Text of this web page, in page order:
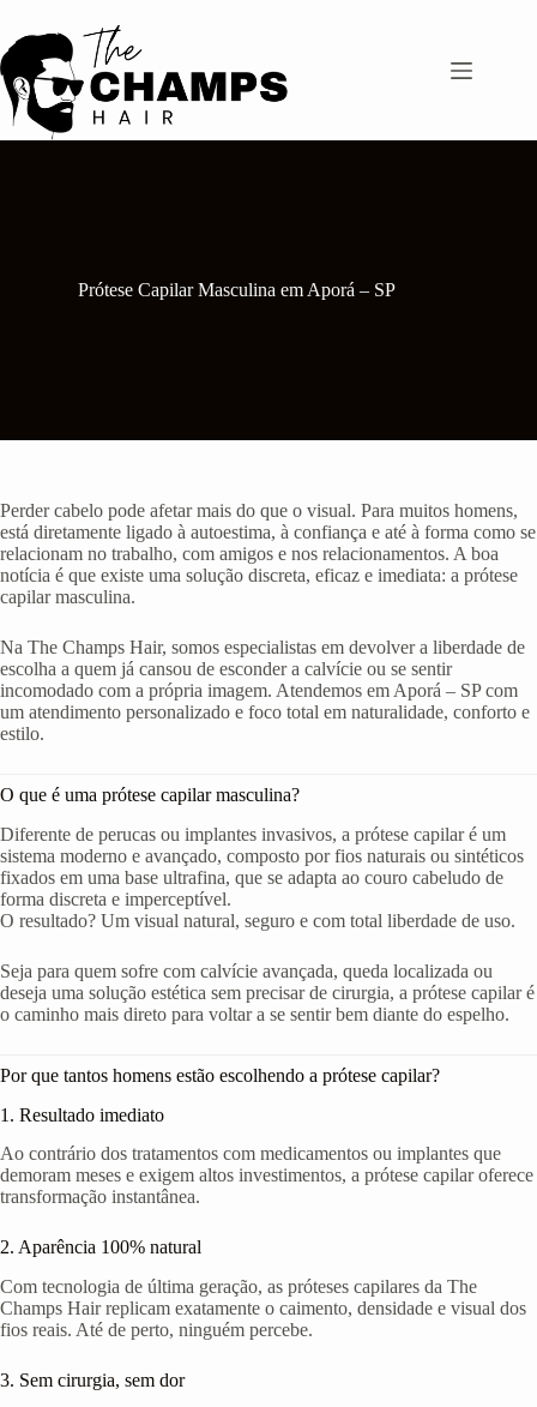
para
o
conteúdo
Prótese Capilar Masculina em Aporá – SP
Perder cabelo pode afetar mais do que o visual. Para muitos homens,
está diretamente ligado à autoestima, à confiança e até à forma como se
relacionam no trabalho, com amigos e nos relacionamentos. A boa
notícia é que existe uma solução discreta, eficaz e imediata: a prótese
capilar masculina.
Na The Champs Hair, somos especialistas em devolver a liberdade de
escolha a quem já cansou de esconder a calvície ou se sentir
incomodado com a própria imagem. Atendemos em Aporá – SP com
um atendimento personalizado e foco total em naturalidade, conforto e
estilo.
O que é uma prótese capilar masculina?
Diferente de perucas ou implantes invasivos, a prótese capilar é um
sistema moderno e avançado, composto por fios naturais ou sintéticos
fixados em uma base ultrafina, que se adapta ao couro cabeludo de
forma discreta e imperceptível.
O resultado? Um visual natural, seguro e com total liberdade de uso.
Seja para quem sofre com calvície avançada, queda localizada ou
deseja uma solução estética sem precisar de cirurgia, a prótese capilar é
o caminho mais direto para voltar a se sentir bem diante do espelho.
Por que tantos homens estão escolhendo a prótese capilar?
1. Resultado imediato
Ao contrário dos tratamentos com medicamentos ou implantes que
demoram meses e exigem altos investimentos, a prótese capilar oferece
transformação instantânea.
2. Aparência 100% natural
Com tecnologia de última geração, as próteses capilares da The
Champs Hair replicam exatamente o caimento, densidade e visual dos
fios reais. Até de perto, ninguém percebe.
3. Sem cirurgia, sem dor